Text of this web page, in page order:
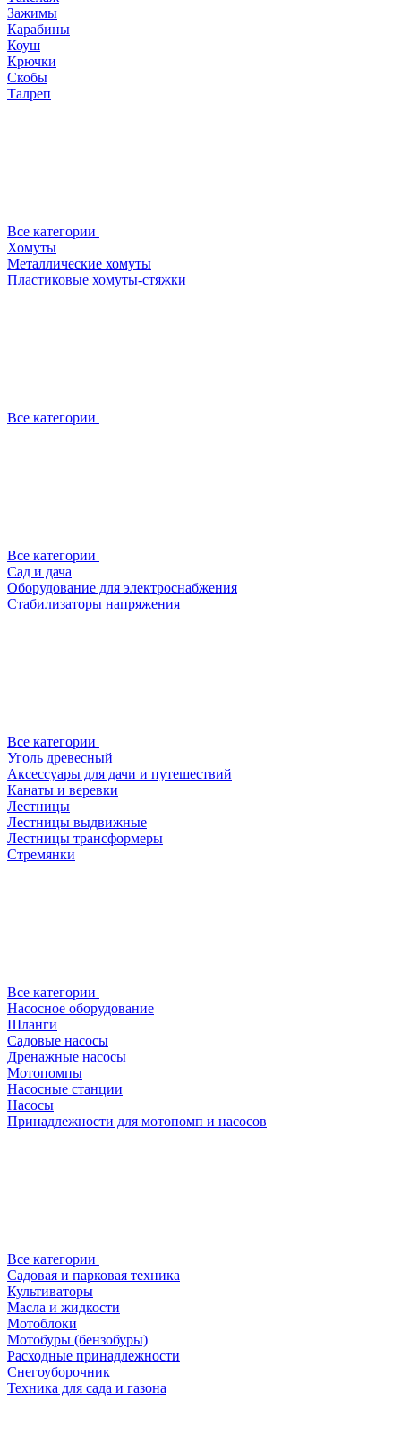
Зажимы
Карабины
Коуш
Крючки
Скобы
Талреп
Все категории
Хомуты
Металлические хомуты
Пластиковые хомуты-стяжки
Все категории
Все категории
Сад и дача
Оборудование для электроснабжения
Стабилизаторы напряжения
Все категории
Уголь древесный
Аксессуары для дачи и путешествий
Канаты и веревки
Лестницы
Лестницы выдвижные
Лестницы трансформеры
Стремянки
Все категории
Насосное оборудование
Шланги
Садовые насосы
Дренажные насосы
Мотопомпы
Насосные станции
Насосы
Принадлежности для мотопомп и насосов
Все категории
Садовая и парковая техника
Культиваторы
Масла и жидкости
Мотоблоки
Мотобуры (бензобуры)
Расходные принадлежности
Снегоуборочник
Техника для сада и газона